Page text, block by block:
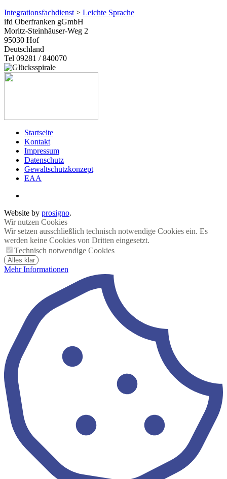
Integrationsfachdienst > Leichte Sprache
ifd Oberfranken gGmbH
Moritz-Steinhäuser-Weg 2
95030 Hof
Deutschland
Tel 09281 / 840070
Startseite
Kontakt
Impressum
Datenschutz
Gewaltschutzkonzept
EAA
Website by prosigno.
Wir nutzen Cookies
Wir setzen ausschließlich technisch notwendige Cookies ein. Es
werden keine Cookies von Dritten eingesetzt.
Technisch notwendige Cookies
Alles klar
Mehr Informationen